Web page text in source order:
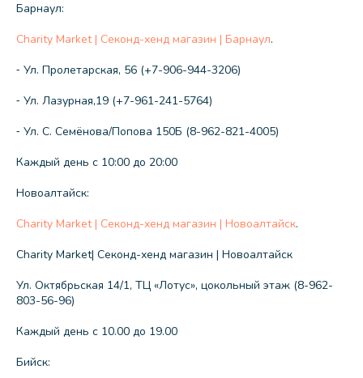
Барнаул:
Charity Market | Секонд-хенд магазин | Барнаул.
⁃ Ул. Пролетарская, 56 (+7-906-944-3206)
⁃ Ул. Лазурная,19 (+7-961-241-5764)
⁃ Ул. С. Семёнова/Попова 150Б (8-962-821-4005)
Каждый день с 10:00 до 20:00
Новоалтайск:
Charity Market | Секонд-хенд магазин | Новоалтайск.
Charity Market| Секонд-хенд магазин | Новоалтайск
Ул. Октябрьская 14/1, ТЦ «Лотус», цокольный этаж (8-962-
803-56-96)
Каждый день с 10.00 до 19.00
Бийск: